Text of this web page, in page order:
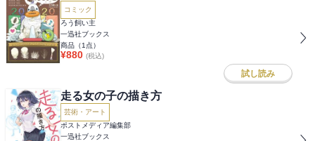
コミック
ろう飼い主
一迅社ブックス
商品（1 点）
¥880 (税込)
試し読み
走る女の子の描き方
芸術・アート
ポストメディア編集部
一迅社ブックス